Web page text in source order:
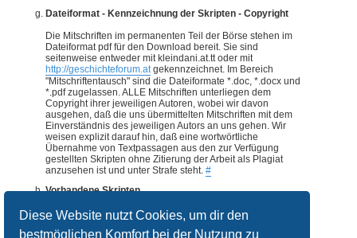
Diese Website nutzt Cookies, um dir den
bestmöglichen Komfort bei der Nutzung zu
Dateiformat - Kennzeichnung der Skripten - Copyright
Die Mitschriften im permanenten Teil der Börse stehen im
Dateiformat pdf für den Download bereit. Sie sind
seitenweise entweder mit kleindani.at.tt oder mit
http://geschichteforum.at gekennzeichnet. Im Bereich
"Mitschriftentausch" sind die Dateiformate *.doc, *.docx und
*.pdf zugelassen. ALLE Mitschriften unterliegen dem
Copyright ihrer jeweiligen Autoren, wobei wir davon
ausgehen, daß die uns übermittelten Mitschriften mit dem
Einverständnis des jeweiligen Autors an uns gehen. Wir
weisen explizit darauf hin, daß eine wortwörtliche
Übernahme von Textpassagen aus den zur Verfügung
gestellten Skripten ohne Zitierung der Arbeit als Plagiat
anzusehen ist und unter Strafe steht.#
Vorhandene Skripten
Alle verfügbaren Skripten befinden sich im Downloadbereich
des Forums. #